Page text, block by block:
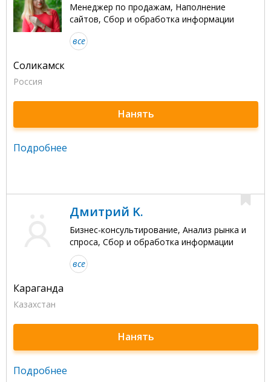
Менеджер по продажам, Наполнение
сайтов, Сбор и обработка информации
все
Соликамск
Россия
Нанять
Подробнее
Дмитрий K.
Бизнес-консультирование, Анализ рынка и
спроса, Сбор и обработка информации
все
Караганда
Казахстан
Нанять
Подробнее